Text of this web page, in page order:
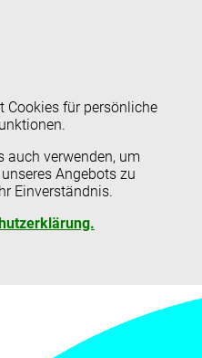
Cookies für persönliche
auch verwenden, um
Angebots zu
Einverständnis.